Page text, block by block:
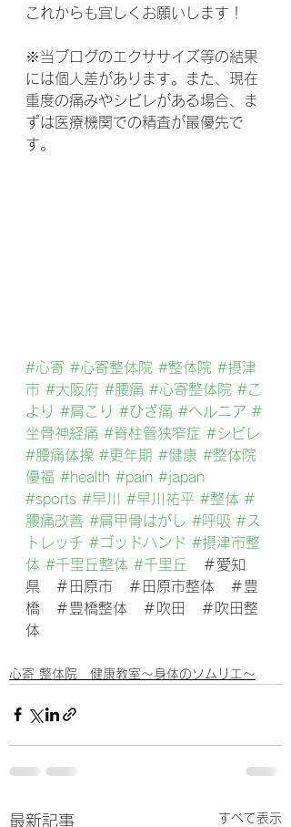
これからも宜しくお願いします！
※当ブログのエクササイズ等の結果
には個人差があります。また、現在
重度の痛みやシビレがある場合、ま
ずは医療機関での精査が最優先で
す。
#心寄 #心寄整体院 #整体院 #摂津
市 #大阪府 #腰痛 #心寄整体院 #こ
より #肩こり #ひざ痛 #ヘルニア #
坐骨神経痛 #脊柱管狭窄症 #シビレ
#腰痛体操 #更年期 #健康 #整体院
優福 #health #pain #japan
#sports #早川 #早川祐平 #整体 #
腰痛改善 #肩甲骨はがし #呼吸 #ス
トレッチ #ゴッドハンド #摂津市整
体 #千里丘整体 #千里丘 ＃愛知
県　＃田原市　＃田原市整体　＃豊
橋　＃豊橋整体　＃吹田　＃吹田整
体
心寄 整体院 健康教室～身体のソムリエ～
最新記事 すべて表示